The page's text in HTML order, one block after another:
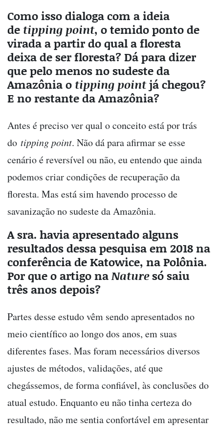
Como isso dialoga com a ideia
de tipping point, o temido ponto de
virada a partir do qual a floresta
deixa de ser floresta? Dá para dizer
que pelo menos no sudeste da
Amazônia o tipping pointjá chegou?
E no restante da Amazônia?
Antes é preciso ver qual o conceito está por trás
do tipping point. Não dá para afirmar se esse
cenário é reversível ou não, eu entendo que ainda
podemos criar condições de recuperação da
floresta. Mas está sim havendo processo de
savanização no sudeste da Amazônia.
A sra. havia apresentado alguns
resultados dessa pesquisa em 2018 na
conferência de Katowice, na Polônia.
Por que o artigo naNaturesó saiu
três anos depois?
Partes desse estudo vêm sendo apresentados no
meio científico ao longo dos anos, em suas
diferentes fases. Mas foram necessários diversos
ajustes de métodos, validações, até que
chegássemos, de forma confiável, às conclusões do
atual estudo. Enquanto eu não tinha certeza do
resultado, não me sentia confortável em apresentar